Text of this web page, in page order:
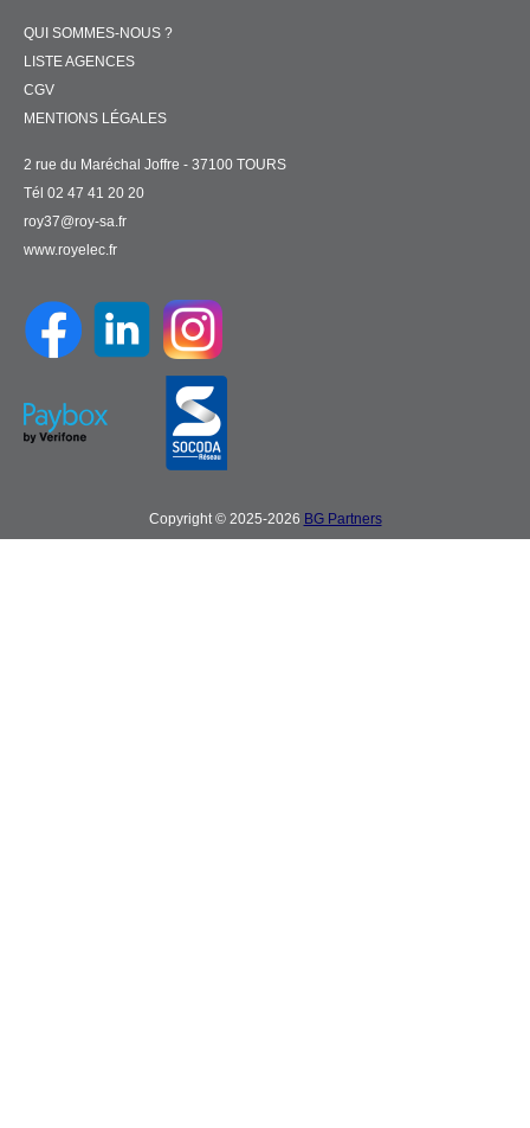
QUI SOMMES-NOUS ?
LISTE AGENCES
CGV
MENTIONS LÉGALES
2 rue du Maréchal Joffre - 37100 TOURS
Tél 02 47 41 20 20
roy37@roy-sa.fr
www.royelec.fr
Copyright © 2025-2026 BG Partners